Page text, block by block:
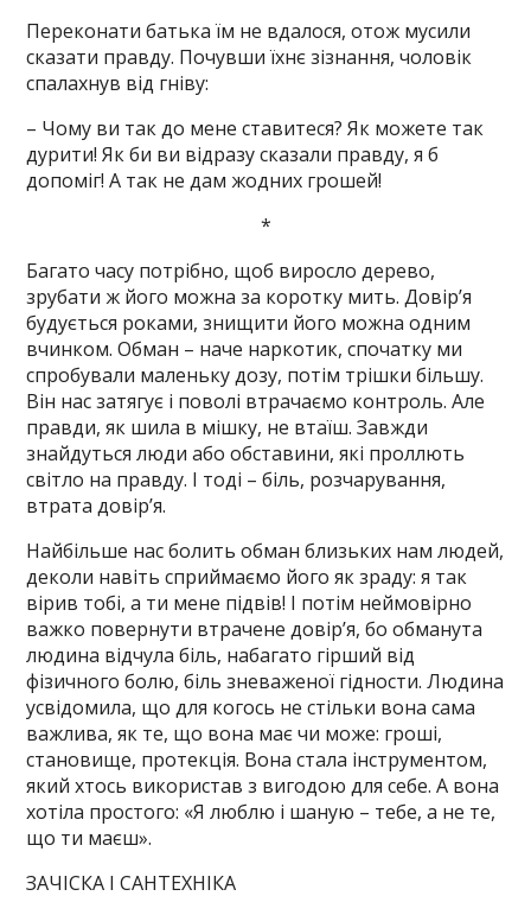
Переконати батька їм не вдалося, отож мусили
сказати правду. Почувши їхнє зізнання, чоловік
спалахнув від гніву:
– Чому ви так до мене ставитеся? Як можете так
дурити! Як би ви відразу сказали правду, я б
допоміг! А так не дам жодних грошей!
*
Багато часу потрібно, щоб виросло дерево,
зрубати ж його можна за коротку мить. Довір’я
будується роками, знищити його можна одним
вчинком. Обман – наче наркотик, спочатку ми
спробували маленьку дозу, потім трішки більшу.
Він нас затягує і поволі втрачаємо контроль. Але
правди, як шила в мішку, не втаїш. Завжди
знайдуться люди або обставини, які проллють
світло на правду. І тоді – біль, розчарування,
втрата довір’я.
Найбільше нас болить обман близьких нам людей,
деколи навіть сприймаємо його як зраду: я так
вірив тобі, а ти мене підвів! І потім неймовірно
важко повернути втрачене довір’я, бо обманута
людина відчула біль, набагато гірший від
фізичного болю, біль зневаженої гідности. Людина
усвідомила, що для когось не стільки вона сама
важлива, як те, що вона має чи може: гроші,
становище, протекція. Вона стала інструментом,
який хтось використав з вигодою для себе. А вона
хотіла простого: «Я люблю і шаную – тебе, а не те,
що ти маєш».
ЗАЧІСКА І САНТЕХНІКА